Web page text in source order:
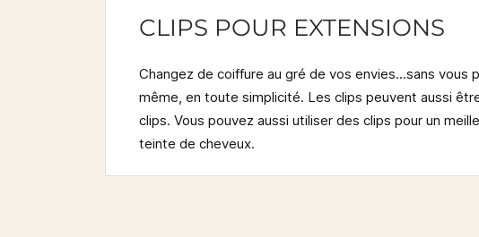
CLIPS POUR EXTENSIONS
Changez de coiffure au gré de vos envies...sans vous
même, en toute simplicité. Les clips peuvent aussi
clips. Vous pouvez aussi utiliser des clips pour un
teinte de cheveux.